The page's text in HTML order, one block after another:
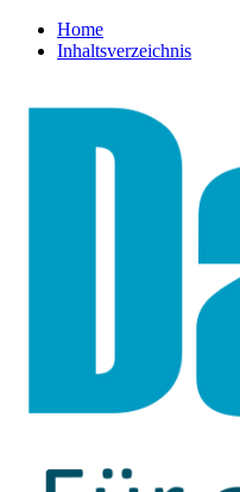
Home
Inhaltsverzeichnis